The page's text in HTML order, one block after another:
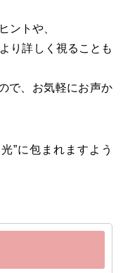
ントや、
り詳しく視ることも
で、お気軽にお声か
”に包まれますよう